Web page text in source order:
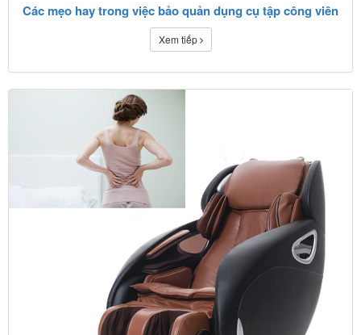
Các mẹo hay trong việc bảo quản dụng cụ tập công viên
Xem tiếp